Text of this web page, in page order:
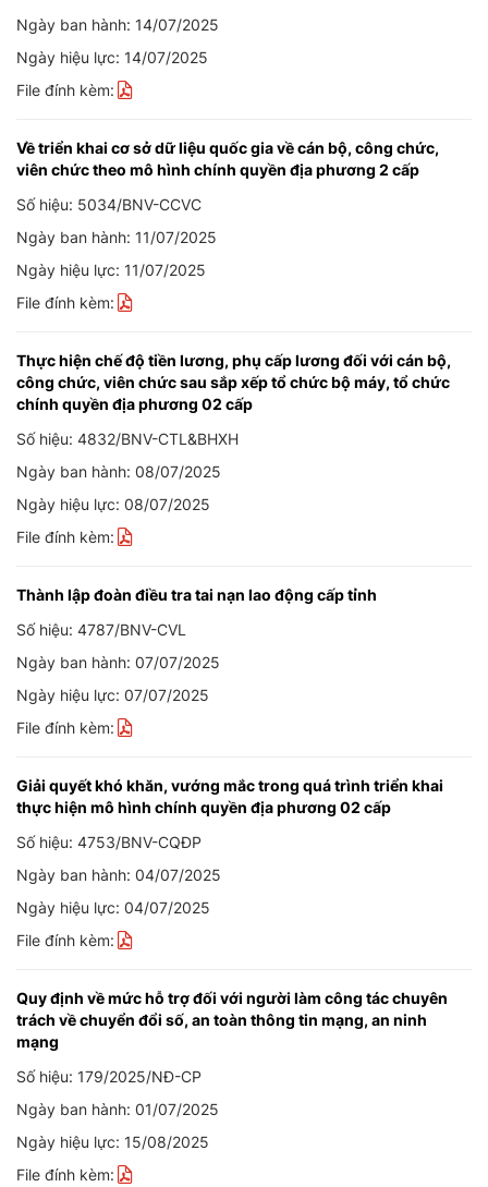
Ngày ban hành: 14/07/2025
Ngày hiệu lực: 14/07/2025
File đính kèm:
Về triển khai cơ sở dữ liệu quốc gia về cán bộ, công chức,
viên chức theo mô hình chính quyền địa phương 2 cấp
Số hiệu: 5034/BNV-CCVC
Ngày ban hành: 11/07/2025
Ngày hiệu lực: 11/07/2025
File đính kèm:
Thực hiện chế độ tiền lương, phụ cấp lương đối với cán bộ,
công chức, viên chức sau sắp xếp tổ chức bộ máy, tổ chức
chính quyền địa phương 02 cấp
Số hiệu: 4832/BNV-CTL&BHXH
Ngày ban hành: 08/07/2025
Ngày hiệu lực: 08/07/2025
File đính kèm:
Thành lập đoàn điều tra tai nạn lao động cấp tỉnh
Số hiệu: 4787/BNV-CVL
Ngày ban hành: 07/07/2025
Ngày hiệu lực: 07/07/2025
File đính kèm:
Giải quyết khó khăn, vướng mắc trong quá trình triển khai
thực hiện mô hình chính quyền địa phương 02 cấp
Số hiệu: 4753/BNV-CQĐP
Ngày ban hành: 04/07/2025
Ngày hiệu lực: 04/07/2025
File đính kèm:
Quy định về mức hỗ trợ đối với người làm công tác chuyên
trách về chuyển đổi số, an toàn thông tin mạng, an ninh
mạng
Số hiệu: 179/2025/NĐ-CP
Ngày ban hành: 01/07/2025
Ngày hiệu lực: 15/08/2025
File đính kèm: